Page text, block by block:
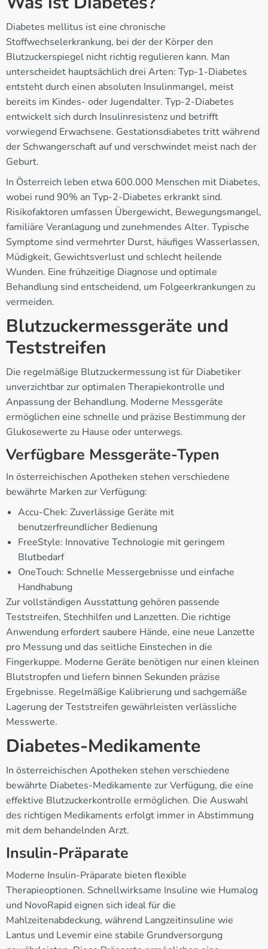
Diabetes mellitus ist eine chronische
Stoffwechselerkrankung, bei der der Körper den
Blutzuckerspiegel nicht richtig regulieren kann. Man
unterscheidet hauptsächlich drei Arten: Typ-1-Diabetes
entsteht durch einen absoluten Insulinmangel, meist
bereits im Kindes- oder Jugendalter. Typ-2-Diabetes
entwickelt sich durch Insulinresistenz und betrifft
vorwiegend Erwachsene. Gestationsdiabetes tritt während
der Schwangerschaft auf und verschwindet meist nach der
Geburt.
In Österreich leben etwa 600.000 Menschen mit Diabetes,
wobei rund 90% an Typ-2-Diabetes erkrankt sind.
Risikofaktoren umfassen Übergewicht, Bewegungsmangel,
familiäre Veranlagung und zunehmendes Alter. Typische
Symptome sind vermehrter Durst, häufiges Wasserlassen,
Müdigkeit, Gewichtsverlust und schlecht heilende
Wunden. Eine frühzeitige Diagnose und optimale
Behandlung sind entscheidend, um Folgeerkrankungen zu
vermeiden.
Blutzuckermessgeräte und
Teststreifen
Die regelmäßige Blutzuckermessung ist für Diabetiker
unverzichtbar zur optimalen Therapiekontrolle und
Anpassung der Behandlung. Moderne Messgeräte
ermöglichen eine schnelle und präzise Bestimmung der
Glukosewerte zu Hause oder unterwegs.
Verfügbare Messgeräte-Typen
In österreichischen Apotheken stehen verschiedene
bewährte Marken zur Verfügung:
Accu-Chek: Zuverlässige Geräte mit
benutzerfreundlicher Bedienung
FreeStyle: Innovative Technologie mit geringem
Blutbedarf
OneTouch: Schnelle Messergebnisse und einfache
Handhabung
Zur vollständigen Ausstattung gehören passende
Teststreifen, Stechhilfen und Lanzetten. Die richtige
Anwendung erfordert saubere Hände, eine neue Lanzette
pro Messung und das seitliche Einstechen in die
Fingerkuppe. Moderne Geräte benötigen nur einen kleinen
Blutstropfen und liefern binnen Sekunden präzise
Ergebnisse. Regelmäßige Kalibrierung und sachgemäße
Lagerung der Teststreifen gewährleisten verlässliche
Messwerte.
Diabetes-Medikamente
In österreichischen Apotheken stehen verschiedene
bewährte Diabetes-Medikamente zur Verfügung, die eine
effektive Blutzuckerkontrolle ermöglichen. Die Auswahl
des richtigen Medikaments erfolgt immer in Abstimmung
mit dem behandelnden Arzt.
Insulin-Präparate
Moderne Insulin-Präparate bieten flexible
Therapieoptionen. Schnellwirksame Insuline wie Humalog
und NovoRapid eignen sich ideal für die
Mahlzeitenabdeckung, während Langzeitinsuline wie
Lantus und Levemir eine stabile Grundversorgung